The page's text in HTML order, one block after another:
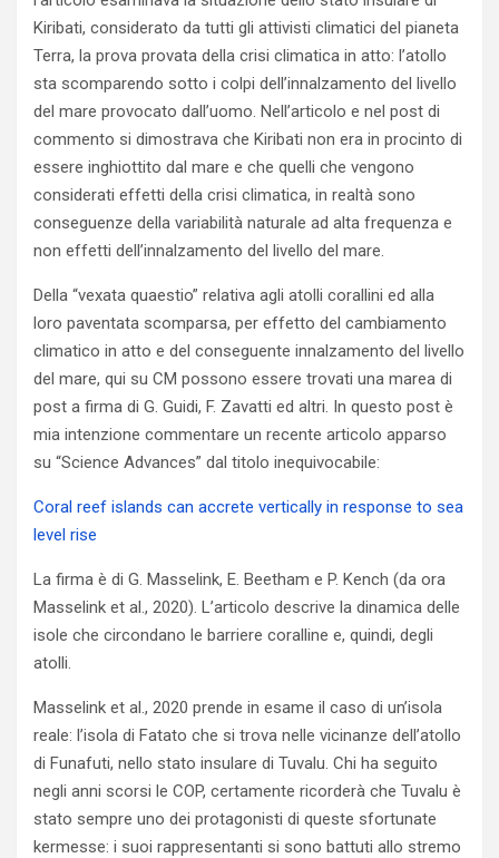
Kiribati, considerato da tutti gli attivisti climatici del pianeta
Terra, la prova provata della crisi climatica in atto: l’atollo
sta scomparendo sotto i colpi dell’innalzamento del livello
del mare provocato dall’uomo. Nell’articolo e nel post di
commento si dimostrava che Kiribati non era in procinto di
essere inghiottito dal mare e che quelli che vengono
considerati effetti della crisi climatica, in realtà sono
conseguenze della variabilità naturale ad alta frequenza e
non effetti dell’innalzamento del livello del mare.
Della “vexata quaestio” relativa agli atolli corallini ed alla
loro paventata scomparsa, per effetto del cambiamento
climatico in atto e del conseguente innalzamento del livello
del mare, qui su CM possono essere trovati una marea di
post a firma di G. Guidi, F. Zavatti ed altri. In questo post è
mia intenzione commentare un recente articolo apparso
su “Science Advances” dal titolo inequivocabile:
Coral reef islands can accrete vertically in response to sea
level rise
La firma è di G. Masselink, E. Beetham e P. Kench (da ora
Masselink et al., 2020). L’articolo descrive la dinamica delle
isole che circondano le barriere coralline e, quindi, degli
atolli.
Masselink et al., 2020 prende in esame il caso di un’isola
reale: l’isola di Fatato che si trova nelle vicinanze dell’atollo
di Funafuti, nello stato insulare di Tuvalu. Chi ha seguito
negli anni scorsi le COP, certamente ricorderà che Tuvalu è
stato sempre uno dei protagonisti di queste sfortunate
kermesse: i suoi rappresentanti si sono battuti allo stremo